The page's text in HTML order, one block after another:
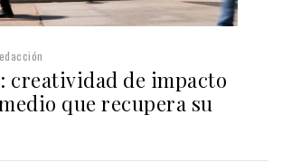
creatividad de impacto
que recupera su